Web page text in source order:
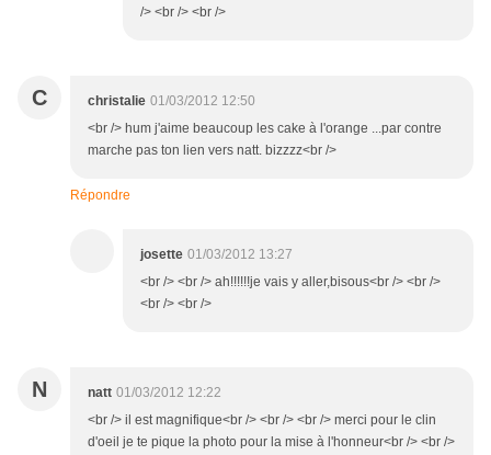
/> <br /> <br />
C christalie 01/03/2012 12:50
<br /> hum j'aime beaucoup les cake à l'orange ...par contre
marche pas ton lien vers natt. bizzzz<br />
Répondre
josette 01/03/2012 13:27
<br /> <br /> ah!!!!!!je vais y aller,bisous<br /> <br />
<br /> <br />
N natt 01/03/2012 12:22
<br /> il est magnifique<br /> <br /> <br /> merci pour le clin
d'oeil je te pique la photo pour la mise à l'honneur<br /> <br />